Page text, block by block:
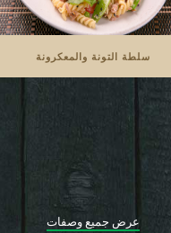
سلطة التونة والمعكرونة
عرض جميع وصفات